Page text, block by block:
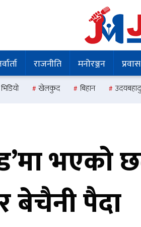
राजनीति मनोरञ्जन प्रवास
भिडियो खेलकुद बिहान
बेचैनी पैदा